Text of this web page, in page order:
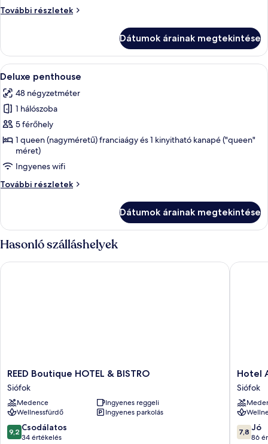
További részletek
Deluxe
Dátumok árainak megtekintése
A
következő
szoba
összes
képének
megtekintése:
Deluxe
penthouse
Egy modern szállodai szoba,
8
Deluxe penthouse
48 négyzetméter
1 hálószoba
5 férőhely
1 queen (nagyméretű) franciaágy és 1 kinyitható kanapé ("queen"
méret)
Ingyenes wifi
További részletek
Deluxe
Dátumok árainak megtekintése
Hasonló szálláshelyek
REED
Boutique
HOTEL
&
BISTRO
Siófok
REED Boutique HOTEL & BISTRO
Siófok
Medence
Ingyenes reggeli
Wellnessfürdő
Ingyenes parkolás
9.2
ennyiből:
9,2 Csodálatos
34 értékelés
REED Boutique HOTEL & BISTRO
Hotel
Azúr
Siófok
Hotel
Siófok
7.8
7,8 Jó
86
Hotel